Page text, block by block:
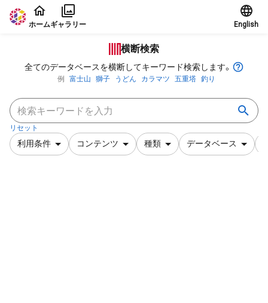
本文に飛ぶ
ホームギャラリー English
横断検索
全てのデータベースを横断してキーワード検索します。
例 富士山 獅子 うどん カラマツ 五重塔 釣り
リセット
利用条件 コンテンツ 種類 データベース